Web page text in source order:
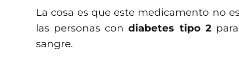
La cosa es que este medicamento no
las personas condiabetes tipo 2para
sangre.